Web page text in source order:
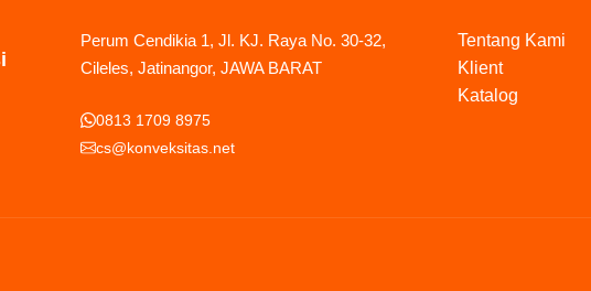
Perum Cendikia 1, Jl. KJ. Raya No. 30-32,
Cileles, Jatinangor, JAWA BARAT
0813 1709 8975
cs@konveksitas.net
Tentang Kami
Klient
Katalog